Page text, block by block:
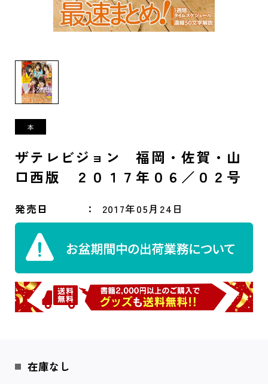
ザテレビジョン 福岡・佐賀・山
口西版 ２０１７年０６／０２号
発売日 2017年05月24日
在庫なし